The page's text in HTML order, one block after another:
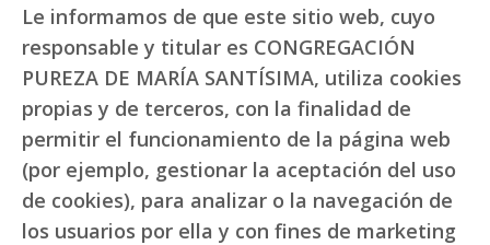
Le informamos de que este sitio web, cuyo
responsable y titular es CONGREGACIÓN
PUREZA DE MARÍA SANTÍSIMA, utiliza cookies
propias y de terceros, con la finalidad de
permitir el funcionamiento de la página web
(por ejemplo, gestionar la aceptación del uso
de cookies), para analizar o la navegación de
los usuarios por ella y con fines de marketing